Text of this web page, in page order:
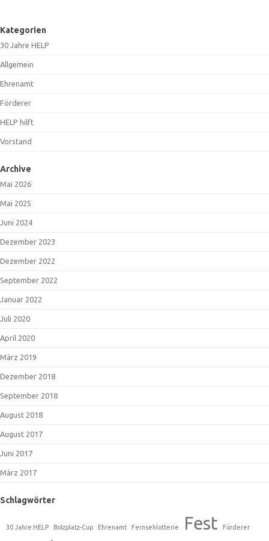
Kategorien
30 Jahre HELP
Allgemein
Ehrenamt
Förderer
HELP hilft
Vorstand
Archive
Mai 2026
Mai 2025
Juni 2024
Dezember 2023
Dezember 2022
September 2022
Januar 2022
Juli 2020
April 2020
März 2019
Dezember 2018
September 2018
August 2018
August 2017
Juni 2017
März 2017
Schlagwörter
30 Jahre HELP Bolzplatz-Cup Ehrenamt Fernsehlotterie Fest Förderer